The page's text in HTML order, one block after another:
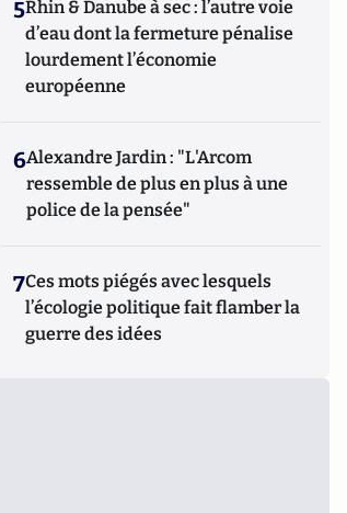
5Rhin & Danube à sec : l’autre voie
d’eau dont la fermeture pénalise
lourdement l’économie
européenne
6Alexandre Jardin : "L'Arcom
ressemble de plus en plus à une
police de la pensée"
7Ces mots piégés avec lesquels
l’écologie politique fait flamber la
guerre des idées